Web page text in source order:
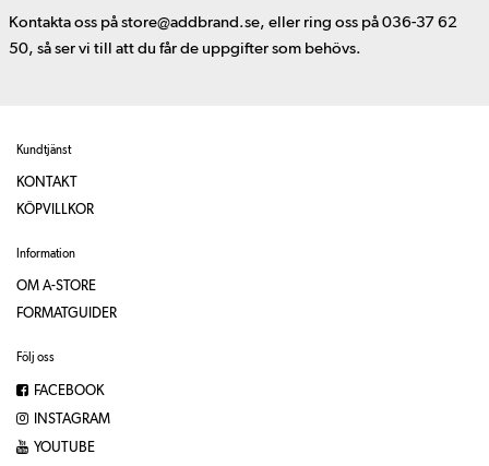
Kontakta oss på store@addbrand.se, eller ring oss på 036-37 62
50, så ser vi till att du får de uppgifter som behövs.
Kundtjänst
KONTAKT
KÖPVILLKOR
Information
OM A-STORE
FORMATGUIDER
Följ oss
FACEBOOK
INSTAGRAM
YOUTUBE